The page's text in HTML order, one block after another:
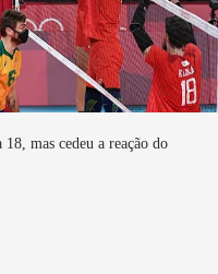
mas cedeu a reação do